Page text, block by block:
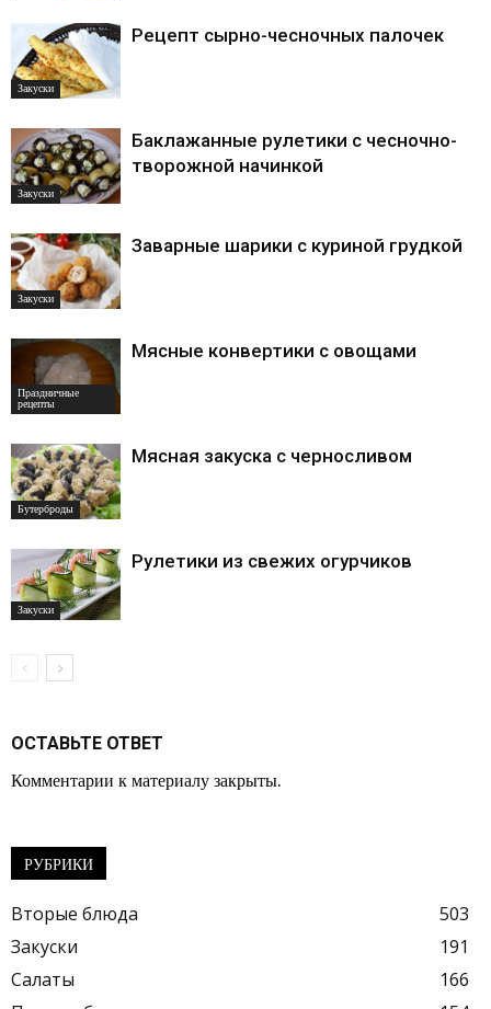
Закуски
Рецепт сырно-чесночных палочек
Закуски
Баклажанные рулетики с чесночно-
творожной начинкой
Закуски
Заварные шарики с куриной грудкой
Праздничные
рецепты
Мясные конвертики с овощами
Бутерброды
Мясная закуска с черносливом
Закуски
Рулетики из свежих огурчиков
ОСТАВЬТЕ ОТВЕТ
Комментарии к материалу закрыты.
РУБРИКИ
Вторые блюда
503
Закуски
191
Салаты
166